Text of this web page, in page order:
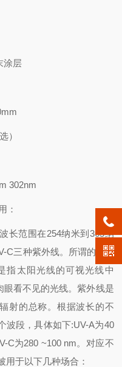
涂层
）
：
长范围在254纳米到365纳
C三种紫外线。所谓的紫外
指太阳光线的可视光线中
眼看不见的光线。紫外线是
射的总称。根据波长的不
波段，具体如下:UV-A为40
C为280 ~100 nm。对应不
用于以下几种场合：